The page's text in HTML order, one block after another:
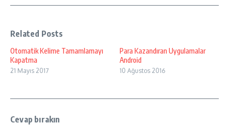
Related Posts
Otomatik Kelime Tamamlamayı
Kapatma
21 Mayıs 2017
Para Kazandıran Uygulamalar
Android
10 Ağustos 2016
Cevap bırakın